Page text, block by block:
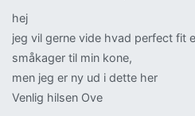
hej
jeg vil gerne vide hvad perfect fit
småkager til min kone,
men jeg er ny ud i dette her
Venlig hilsen Ove